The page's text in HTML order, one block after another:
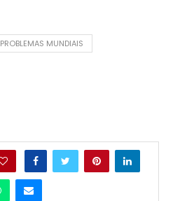
PROBLEMAS MUNDIAIS